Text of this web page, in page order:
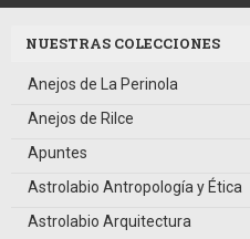
NUESTRAS COLECCIONES
Anejos de La Perinola
Anejos de Rilce
Apuntes
Astrolabio Antropología y Ética
Astrolabio Arquitectura